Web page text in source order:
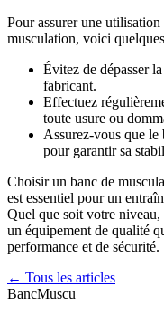
Pour assurer une
musculation, voici
Évitez de dépasser
fabricant.
Effectuez
toute usure ou
Assurez-vous que le
pour garantir sa
Choisir un banc de
est essentiel pour un
Quel que soit votre
un équipement de qualité
performance et de sécurité.
← Tous les articles
BancMuscu